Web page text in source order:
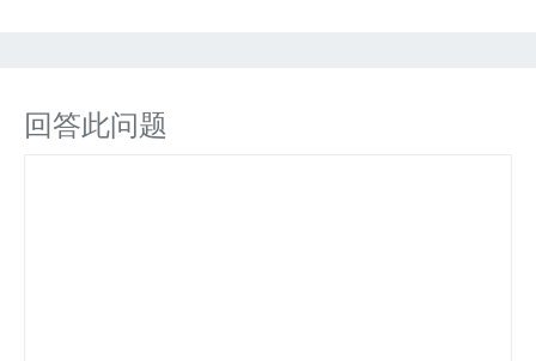
回答此问题